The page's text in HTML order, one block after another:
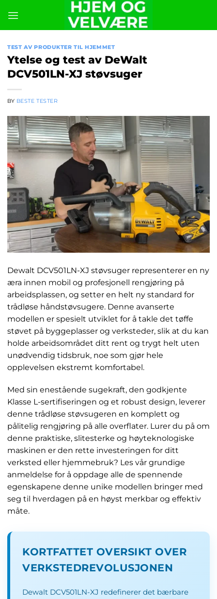
content
TEST AV PRODUKTER TIL HJEMMET
Ytelse og test av DeWalt
DCV501LN-XJ støvsuger
BY BESTE TESTER
Dewalt DCV501LN-XJ støvsuger representerer en ny
æra innen mobil og profesjonell rengjøring på
arbeidsplassen, og setter en helt ny standard for
trådløse håndstøvsugere. Denne avanserte
modellen er spesielt utviklet for å takle det tøffe
støvet på byggeplasser og verksteder, slik at du kan
holde arbeidsområdet ditt rent og trygt helt uten
unødvendig tidsbruk, noe som gjør hele
opplevelsen ekstremt komfortabel.
Med sin enestående sugekraft, den godkjente
Klasse L-sertifiseringen og et robust design, leverer
denne trådløse støvsugeren en komplett og
pålitelig rengjøring på alle overflater. Lurer du på om
denne praktiske, slitesterke og høyteknologiske
maskinen er den rette investeringen for ditt
verksted eller hjemmebruk? Les vår grundige
anmeldelse for å oppdage alle de spennende
egenskapene denne unike modellen bringer med
seg til hverdagen på en høyst merkbar og effektiv
måte.
KORTFATTET OVERSIKT OVER
VERKSTEDREVOLUSJONEN
Dewalt DCV501LN-XJ redefinerer det bærbare